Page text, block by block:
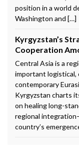
position in a world
Washington and […]
Kyrgyzstan’s
Cooperation
Central Asia is a
important logistical,
contemporary
Kyrgyzstan charts
on healing long-
regional
country’s